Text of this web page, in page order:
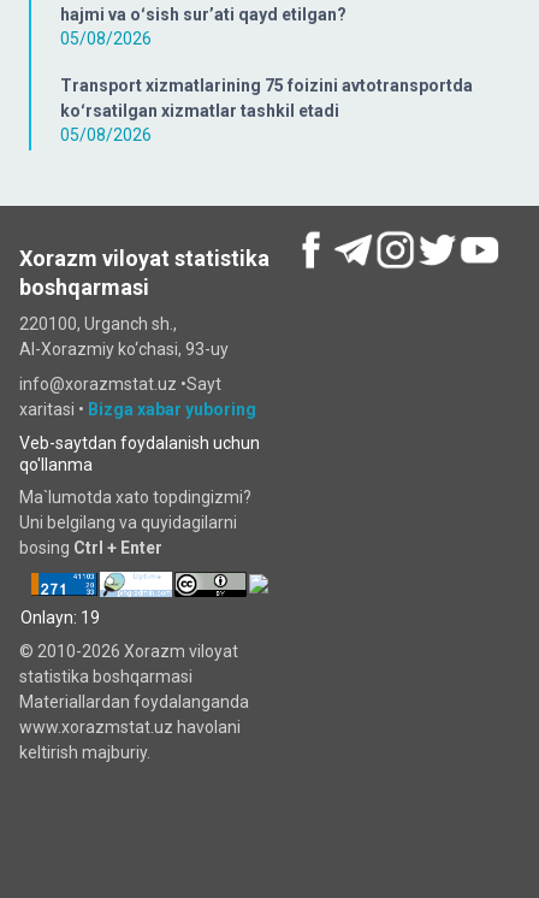
hajmi va oʻsish surʼati qayd etilgan?
05/08/2026
Transport xizmatlarining 75 foizini avtotransportda
koʻrsatilgan xizmatlar tashkil etadi
05/08/2026
Xorazm viloyat statistika
boshqarmasi
220100, Urganch sh.,
Al-Xorazmiy ko‘chаsi, 93-uy
info@xorazmstat.uz •Sayt
xaritasi • Bizga xabar yuboring
Veb-saytdan foydalanish uchun
qo'llanma
Ma`lumotda xato topdingizmi?
Uni belgilang va quyidagilarni
bosing Ctrl + Enter
Onlayn: 19
© 2010-2026 Xorazm viloyat
statistika boshqarmasi
Materiallardan foydalanganda
www.xorazmstat.uz havolani
keltirish majburiy.